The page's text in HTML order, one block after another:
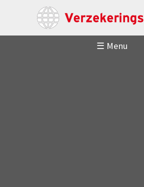
☰ Menu